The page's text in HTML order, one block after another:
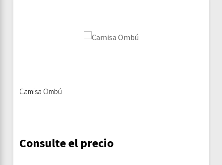
Camisa Ombú
Consulte el precio